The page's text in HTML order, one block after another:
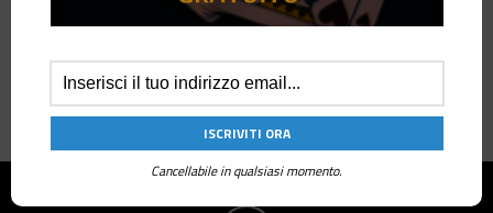
Semiautomatica
32.50CHF
daortiz
30.00
Cancellabile in qualsiasi momento.